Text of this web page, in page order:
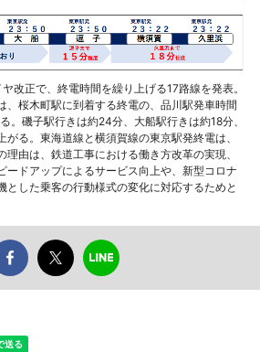
改正で、終電時間を繰り上げる17路線を発表。
、桜木町駅に到着する終電の、品川駅発車時間
。磯子駅行きは約24分、大船駅行きは約18分、
る。東海道線と横須賀線の東京駅発終電は、
由は、鉄道工事における働き方改革の実現、
ードアップによるサービス向上や、新型コロナ
とした乗客の行動様式の変化に対応するためと